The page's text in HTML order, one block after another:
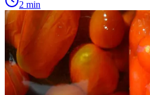
2 min